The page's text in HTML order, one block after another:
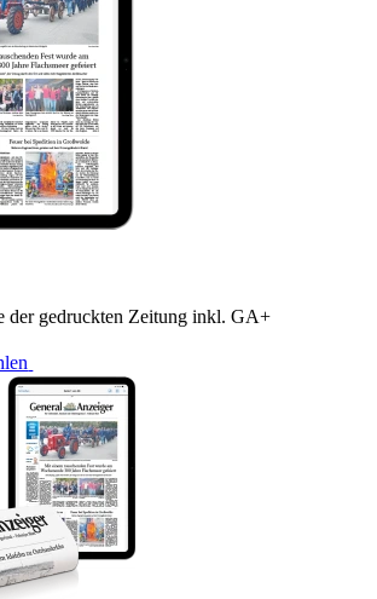
der gedruckten Zeitung inkl. GA+